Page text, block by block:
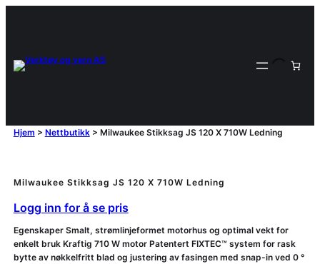
Hjem > Nettbutikk> Milwaukee Stikksag JS 120 X 710W Ledning
Milwaukee Stikksag JS 120 X 710W Ledning
Logg inn for å se pris
Egenskaper Smalt, strømlinjeformet motorhus og optimal vekt for
enkelt bruk Kraftig 710 W motor Patentert FIXTEC™ system for rask
bytte av nøkkelfritt blad og justering av fasingen med snap-in ved 0 °